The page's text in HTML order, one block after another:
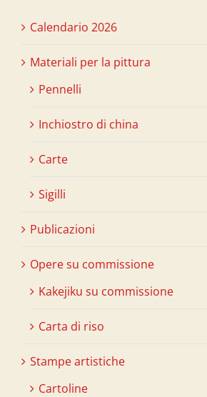
Calendario 2026
Materiali per la pittura
Pennelli
Inchiostro di china
Carte
Sigilli
Publicazioni
Opere su commissione
Kakejiku su commissione
Carta di riso
Stampe artistiche
Cartoline